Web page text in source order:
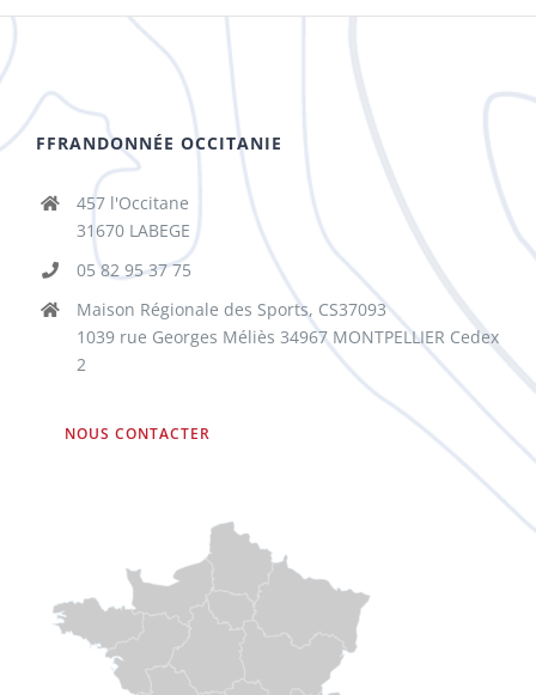
FFRANDONNÉE OCCITANIE
457 l'Occitane
31670 LABEGE
05 82 95 37 75
Maison Régionale des Sports, CS37093
1039 rue Georges Méliès 34967 MONTPELLIER Cedex
2
NOUS CONTACTER